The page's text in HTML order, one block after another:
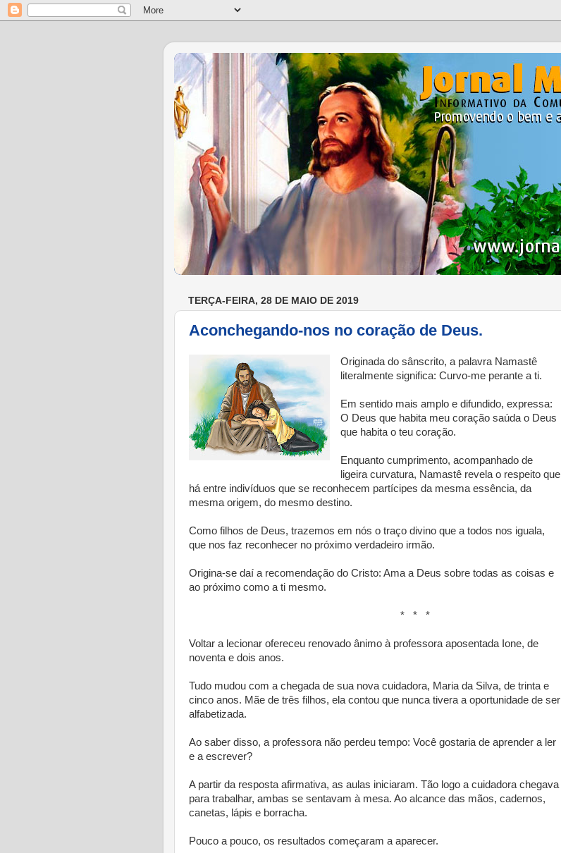
TERÇA-FEIRA, 28 DE MAIO DE 2019
Aconchegando-nos no coração de Deus.
Originada do sânscrito, a palavra Namastê
literalmente significa: Curvo-me perante a ti.
Em sentido mais amplo e difundido, expressa:
O Deus que habita meu coração saúda o Deus
que habita o teu coração.
Enquanto cumprimento, acompanhado de
ligeira curvatura, Namastê revela o respeito que
há entre indivíduos que se reconhecem partícipes da mesma essência, da
mesma origem, do mesmo destino.
Como filhos de Deus, trazemos em nós o traço divino que a todos nos iguala,
que nos faz reconhecer no próximo verdadeiro irmão.
Origina-se daí a recomendação do Cristo: Ama a Deus sobre todas as coisas e
ao próximo como a ti mesmo.
* * *
Voltar a lecionar ofereceu renovado ânimo à professora aposentada Ione, de
noventa e dois anos.
Tudo mudou com a chegada de sua nova cuidadora, Maria da Silva, de trinta e
cinco anos. Mãe de três filhos, ela contou que nunca tivera a oportunidade de ser
alfabetizada.
Ao saber disso, a professora não perdeu tempo: Você gostaria de aprender a ler
e a escrever?
A partir da resposta afirmativa, as aulas iniciaram. Tão logo a cuidadora chegava
para trabalhar, ambas se sentavam à mesa. Ao alcance das mãos, cadernos,
canetas, lápis e borracha.
Pouco a pouco, os resultados começaram a aparecer.